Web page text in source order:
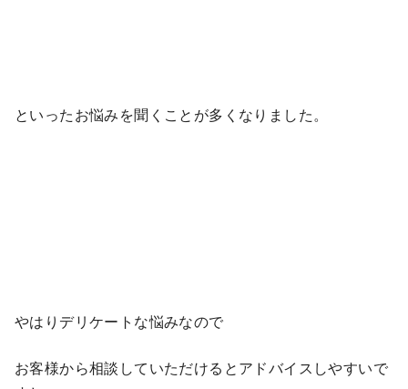
といったお悩みを聞くことが多くなりました。
やはりデリケートな悩みなので
お客様から相談していただけるとアドバイスしやすいで